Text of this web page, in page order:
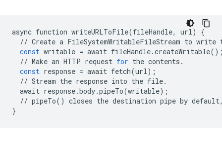
async function writeURLToFile(fileHandle, url)
{
// Create a FileSystemWritableFileStream to write
const writable = await fileHandle.createWritable
// Make an HTTP request for the contents .
const response = await fetch(url);
// Stream the response into the file.
await response.body.pipeTo(writable);
// pipeTo() closes the destination pipe by default
}